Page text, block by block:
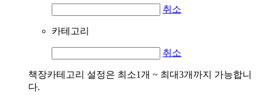
취소
카테고리
취소
책장카테고리 설정은 최소1개 ~ 최대3개까지 가능합니
다.